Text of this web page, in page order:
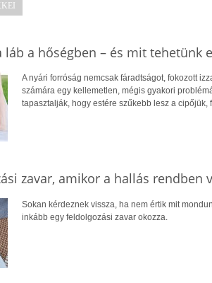
láb a hőségben – és mit tehetünk
A nyári forróság nemcsak fáradtságot, fokozott
számára egy kellemetlen, mégis gyakori
tapasztalják, hogy estére szűkebb lesz a
zavar, amikor a hallás rendben
Sokan kérdeznek vissza, ha nem értik mit
inkább egy feldolgozási zavar okozza.